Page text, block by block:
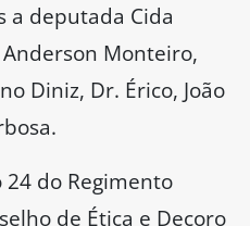
a deputada Cida
Monteiro,
Diniz, Dr. Érico, João
do Regimento
de Ética e Decoro